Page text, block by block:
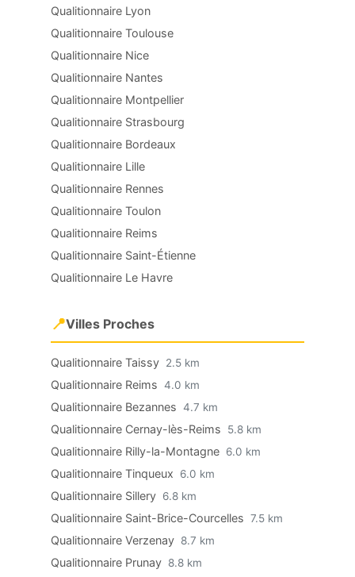
Qualitionnaire Lyon
Qualitionnaire Toulouse
Qualitionnaire Nice
Qualitionnaire Nantes
Qualitionnaire Montpellier
Qualitionnaire Strasbourg
Qualitionnaire Bordeaux
Qualitionnaire Lille
Qualitionnaire Rennes
Qualitionnaire Toulon
Qualitionnaire Reims
Qualitionnaire Saint-Étienne
Qualitionnaire Le Havre
📍Villes Proches
Qualitionnaire Taissy 2.5 km
Qualitionnaire Reims 4.0 km
Qualitionnaire Bezannes 4.7 km
Qualitionnaire Cernay-lès-Reims 5.8 km
Qualitionnaire Rilly-la-Montagne 6.0 km
Qualitionnaire Tinqueux 6.0 km
Qualitionnaire Sillery 6.8 km
Qualitionnaire Saint-Brice-Courcelles 7.5 km
Qualitionnaire Verzenay 8.7 km
Qualitionnaire Prunay 8.8 km